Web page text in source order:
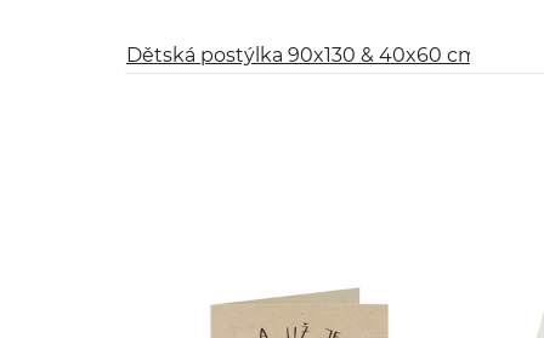
Dětská postýlka 90x130 & 40x60 cm